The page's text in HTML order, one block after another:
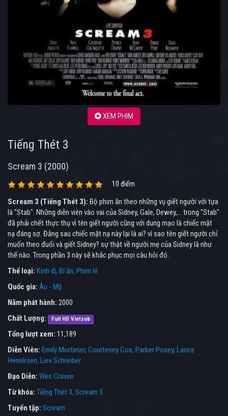
XEM PHIM
Tiếng Thét 3
Scream 3 (2000)
10 điểm
Scream 3 (Tiếng Thét 3): Bộ phim ăn theo những vụ giết người với tựa
là "Stab". Những diễn viên vào vai của Sidney, Gale, Dewey,... trong "Stab"
đã phải chết thực thụ vì tên giết người cũng với dung mạo là chiếc mặt
nạ đáng sợ. Đằng sau chiếc mặt nạ này lại là ai? vì sao tên giết người chỉ
muốn theo đuổi và giết Sidney? sự thật về người mẹ của Sidney là như
thế nào. Trong phần 3 này sẽ khắc phục mọi câu hỏi đó.
Thể loại: Kinh dị Bí ẩn Phim lẻ
Quốc gia: Âu - Mỹ
Năm phát hành: 2000
Chất Lượng:
Full HD Vietsub
Tổng lượt xem: 11,189
Diễn Viên: Emily Mortimer Courteney Cox Parker Posey Lance
Henriksen Liev Schreiber
Đạo Diễn: Wes Craven
Từ khóa: Tiếng Thét 3, Scream 3
Tuyển tập: Scream